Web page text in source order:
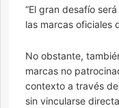
“El gran desafío
las marcas oficiales
No obstante,
marcas no
contexto a través
sin vincularse